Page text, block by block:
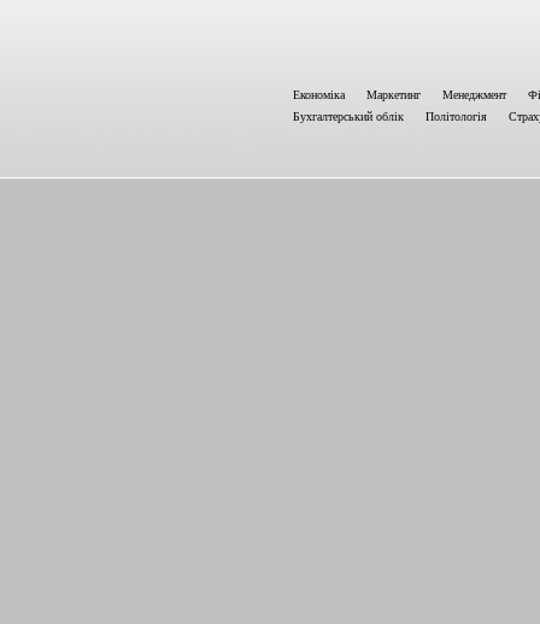
Економіка Маркетинг Менеджмент
Бухгалтерський облік
Політологія